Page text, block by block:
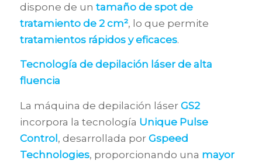
dispone de un tamaño de spot de
tratamiento de 2 cm², lo que permite
tratamientos rápidos y eficaces.
Tecnología de depilación láser de alta
fluencia
La máquina de depilación láser GS2
incorpora la tecnología Unique Pulse
Control, desarrollada por Gspeed
Technologies, proporcionando una mayor